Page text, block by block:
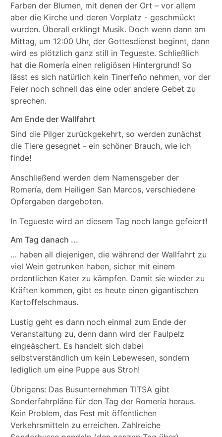
Farben der Blumen, mit denen der Ort – vor allem
aber die Kirche und deren Vorplatz - geschmückt
wurden. Überall erklingt Musik. Doch wenn dann am
Mittag, um 12:00 Uhr, der Gottesdienst beginnt, dann
wird es plötzlich ganz still in Tegueste. Schließlich
hat die Romería einen religiösen Hintergrund! So
lässt es sich natürlich kein Tinerfeño nehmen, vor der
Feier noch schnell das eine oder andere Gebet zu
sprechen.
Am Ende der Wallfahrt
Sind die Pilger zurückgekehrt, so werden zunächst
die Tiere gesegnet - ein schöner Brauch, wie ich
finde!
Anschließend werden dem Namensgeber der
Romería, dem Heiligen San Marcos, verschiedene
Opfergaben dargeboten.
In Tegueste wird an diesem Tag noch lange gefeiert!
Am Tag danach ...
… haben all diejenigen, die während der Wallfahrt zu
viel Wein getrunken haben, sicher mit einem
ordentlichen Kater zu kämpfen. Damit sie wieder zu
Kräften kommen, gibt es heute einen gigantischen
Kartoffelschmaus.
Lustig geht es dann noch einmal zum Ende der
Veranstaltung zu, denn dann wird der Faulpelz
eingeäschert. Es handelt sich dabei
selbstverständlich um kein Lebewesen, sondern
lediglich um eine Puppe aus Stroh!
Übrigens: Das Busunternehmen TITSA gibt
Sonderfahrpläne für den Tag der Romería heraus.
Kein Problem, das Fest mit öffentlichen
Verkehrsmitteln zu erreichen. Zahlreiche